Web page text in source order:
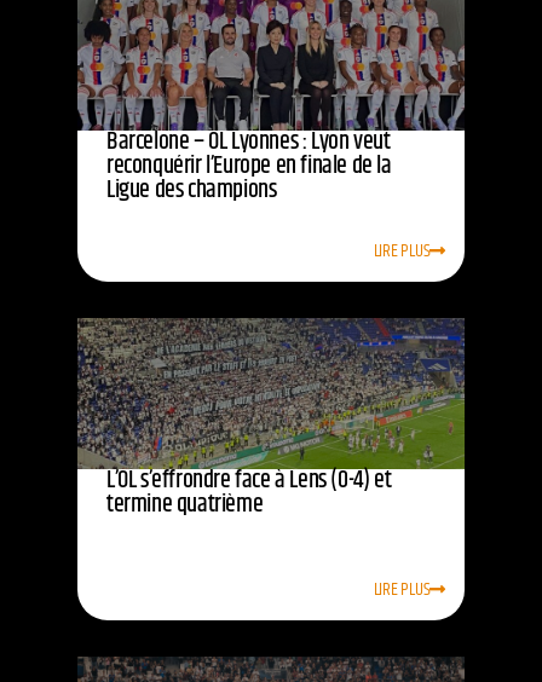
Barcelone – OL Lyonnes : Lyon veut
reconquérir l’Europe en finale de la
Ligue des champions
LIRE PLUS
L’OL s’effrondre face à Lens (0-4) et
termine quatrième
LIRE PLUS